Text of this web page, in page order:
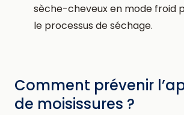
sèche-cheveux en mode froid
le processus de séchage.
Comment prévenir
de moisissures ?